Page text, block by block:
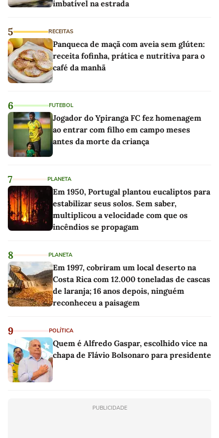
imbatível na estrada
5 RECEITAS
Panqueca de maçã com aveia sem glúten:
receita fofinha, prática e nutritiva para o
café da manhã
6 FUTEBOL
Jogador do Ypiranga FC fez homenagem
ao entrar com filho em campo meses
antes da morte da criança
7 PLANETA
Em 1950, Portugal plantou eucaliptos para
estabilizar seus solos. Sem saber,
multiplicou a velocidade com que os
incêndios se propagam
8 PLANETA
Em 1997, cobriram um local deserto na
Costa Rica com 12.000 toneladas de cascas
de laranja; 16 anos depois, ninguém
reconheceu a paisagem
9 POLÍTICA
Quem é Alfredo Gaspar, escolhido vice na
chapa de Flávio Bolsonaro para presidente
PUBLICIDADE